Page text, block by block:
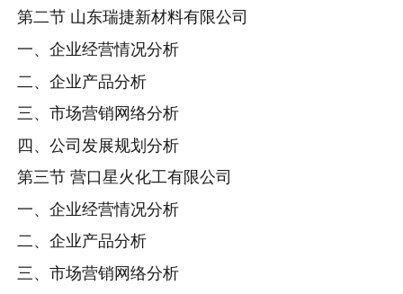
第二节 山东瑞捷新材料有限公司
一、企业经营情况分析
二、企业产品分析
三、市场营销网络分析
四、公司发展规划分析
第三节 营口星火化工有限公司
一、企业经营情况分析
二、企业产品分析
三、市场营销网络分析